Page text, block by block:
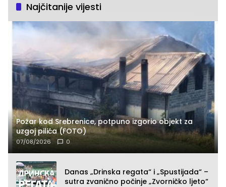
Najčitanije vijesti
Požar kod Srebrenice, potpuno izgorio objekt za
uzgoj pilića (FOTO)
07/08/2026 0
Danas „Drinska regata“ i „Spustijada“ –
sutra zvanično počinje „Zvorničko ljeto“